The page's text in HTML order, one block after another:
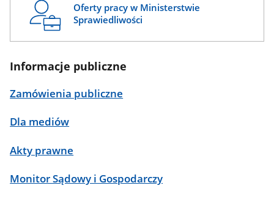
Oferty pracy w Ministerstwie
Sprawiedliwości
Informacje publiczne
Zamówienia publiczne
Dla mediów
Akty prawne
Monitor Sądowy i Gospodarczy